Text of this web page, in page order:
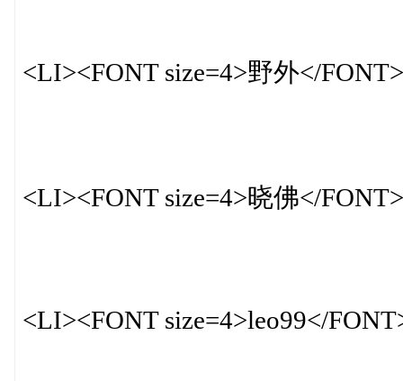
<LI><FONT size=4>野外</FONT>
<LI><FONT size=4>晓佛</FONT>
<LI><FONT size=4>leo99</